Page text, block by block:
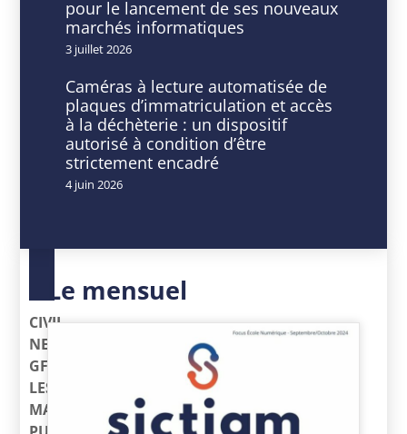
publics
DATE
21
Mai
2024
Expiré!
HEURE
9
h
00
min
h
min
CIVIL
NET
GF
LES
MARCHES
pour le lancement de ses nouveaux
marchés informatiques
3 juillet 2026
Caméras à lecture automatisée de
plaques d’immatriculation et accès
à la déchèterie : un dispositif
autorisé à condition d’être
strictement encadré
4 juin 2026
Le mensuel